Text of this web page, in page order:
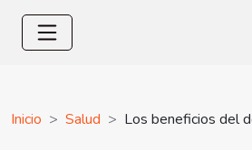
Inicio Salud Los beneficios del